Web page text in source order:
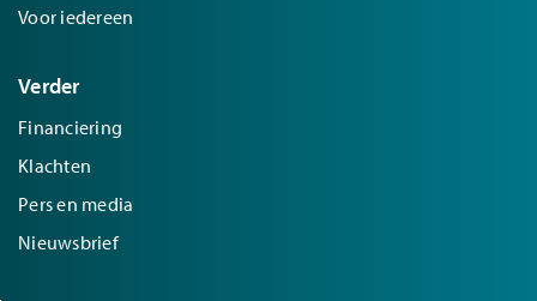
Voor iedereen
Verder
Financiering
Klachten
Pers en media
Nieuwsbrief